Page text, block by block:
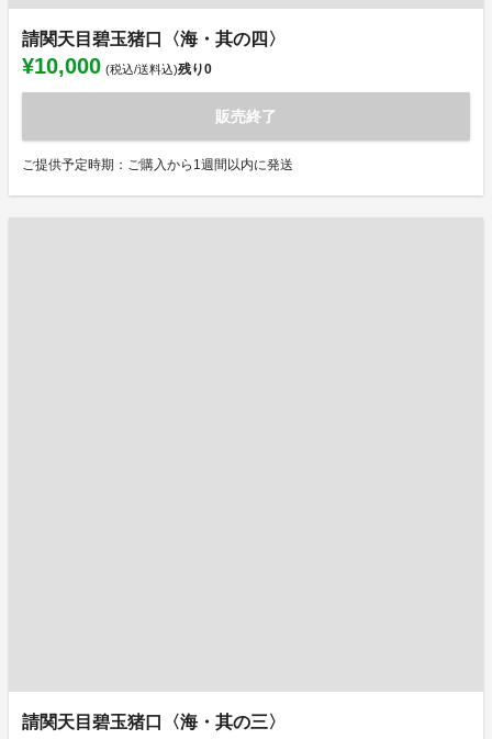
請関天目碧玉猪口〈海・其の四〉
¥10,000 (税込/送料込)残り0
販売終了
ご提供予定時期：ご購入から1週間以内に発送
請関天目碧玉猪口〈海・其の三〉